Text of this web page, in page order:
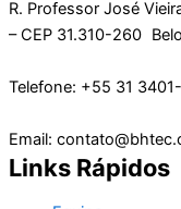
R. Professor José
– CEP 31.310-260
Telefone: +55 31
Email:
Links Rápidos